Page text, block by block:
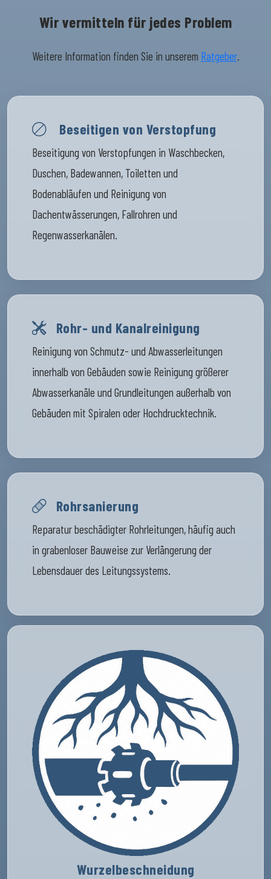
Wir vermitteln für jedes Problem
Weitere Information finden Sie in unserem Ratgeber.
Beseitigen von Verstopfung
Beseitigung von Verstopfungen in Waschbecken,
Duschen, Badewannen, Toiletten und
Bodenabläufen und Reinigung von
Dachentwässerungen, Fallrohren und
Regenwasserkanälen.
Rohr- und Kanalreinigung
Reinigung von Schmutz- und Abwasserleitungen
innerhalb von Gebäuden sowie Reinigung größerer
Abwasserkanäle und Grundleitungen außerhalb von
Gebäuden mit Spiralen oder Hochdrucktechnik.
Rohrsanierung
Reparatur beschädigter Rohrleitungen, häufig auch
in grabenloser Bauweise zur Verlängerung der
Lebensdauer des Leitungssystems.
Wurzelbeschneidung